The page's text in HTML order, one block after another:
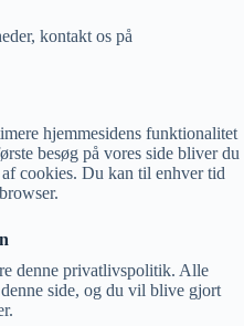
kontakt os på
hjemmesidens funktionalitet
besøg på vores side bliver du
cookies. Du kan til enhver tid
denne privatlivspolitik. Alle
side, og du vil blive gjort